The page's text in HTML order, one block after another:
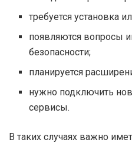
требуется установка
появляются вопросы
безопасности;
планируется
нужно подключить
сервисы.
В таких случаях важно